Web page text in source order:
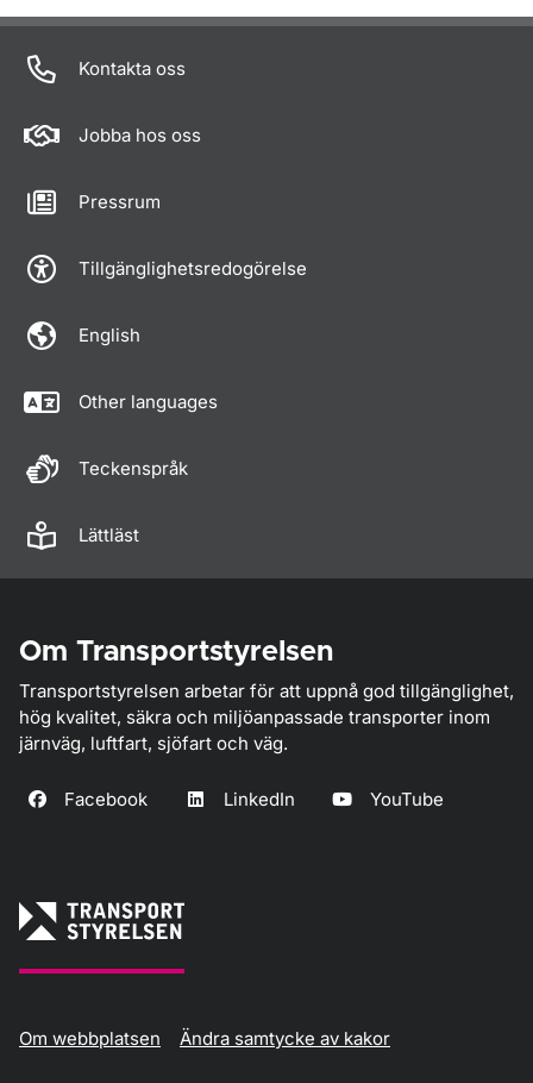
Kontakta oss
Jobba hos oss
Pressrum
Tillgänglighetsredogörelse
English
Other languages
Teckenspråk
Lättläst
Om Transportstyrelsen
Transportstyrelsen arbetar för att uppnå god tillgänglighet,
hög kvalitet, säkra och miljöanpassade transporter inom
järnväg, luftfart, sjöfart och väg.
Facebook LinkedIn YouTube
Om webbplatsen Ändra samtycke av kakor